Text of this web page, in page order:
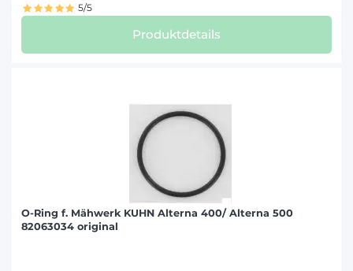
5/5
Produktdetails
O-Ring f. Mähwerk KUHN Alterna 400/ Alterna 500
82063034 original